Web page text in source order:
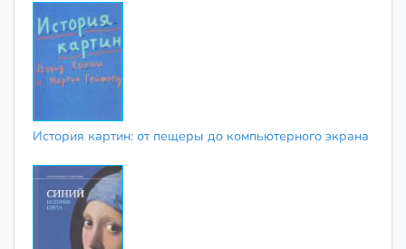
История картин: от пещеры до компьютерного экрана